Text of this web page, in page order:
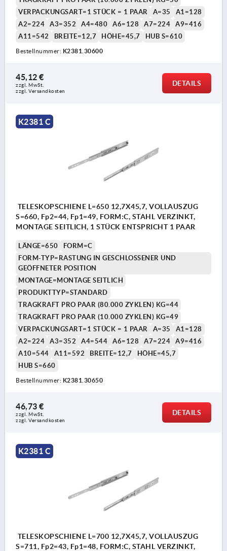
VERPACKUNGSART=1 STÜCK = 1 PAAR
A=35
A1=128
A2=224
A3=352 A4=480 A6=128 A7=224
A9=416
A11=542
BREITE=12,7 HÖHE=45,7 HUB S=610
Bestellnummer: K2381.30600
45,12 €
zzgl. MwSt.
zzgl. Versandkosten
DETAILS
K2381 C
TELESKOPSCHIENE L=650 12,7X45,7, VOLLAUSZUG
S=660, Fp2=44, Fp1=49, FORM:C, STAHL VERZINKT,
MONTAGE SEITLICH, 1 STÜCK ENTSPRICHT 1 PAAR
LÄNGE=650
FORM=C
FORM-TYP=RASTUNG IN GESCHLOSSENER UND
GEÖFFNETER POSITION
MONTAGE=MONTAGE SEITLICH
PRODUKTTYP=STANDARD
TRAGKRAFT PRO PAAR (80.000 ZYKLEN) KG=44
TRAGKRAFT PRO PAAR (10.000 ZYKLEN) KG=49
VERPACKUNGSART=1 STÜCK = 1 PAAR
A=35
A1=128
A2=224
A3=352 A4=544 A6=128 A7=224
A9=416
A10=544
A11=592 BREITE=12,7
HÖHE=45,7
HUB S=660
Bestellnummer: K2381.30650
46,73 €
zzgl. MwSt.
zzgl. Versandkosten
DETAILS
K2381 C
TELESKOPSCHIENE L=700 12,7X45,7, VOLLAUSZUG
S=711, Fp2=43, Fp1=48, FORM:C, STAHL VERZINKT,